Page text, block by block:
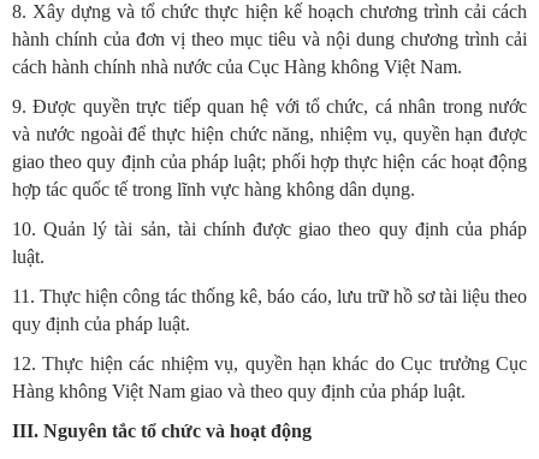
8. Xây dựng và tổ chức thực hiện kế hoạch chương trình cải cách
hành chính của đơn vị theo mục tiêu và nội dung chương trình cải
cách hành chính nhà nước của Cục Hàng không Việt Nam.
9. Được quyền trực tiếp quan hệ với tổ chức, cá nhân trong nước
và nước ngoài để thực hiện chức năng, nhiệm vụ, quyền hạn được
giao theo quy định của pháp luật; phối hợp thực hiện các hoạt động
hợp tác quốc tế trong lĩnh vực hàng không dân dụng.
10. Quản lý tài sản, tài chính được giao theo quy định của pháp
luật.
11. Thực hiện công tác thống kê, báo cáo, lưu trữ hồ sơ tài liệu theo
quy định của pháp luật.
12. Thực hiện các nhiệm vụ, quyền hạn khác do Cục trưởng Cục
Hàng không Việt Nam giao và theo quy định của pháp luật.
III. Nguyên tắc tổ chức và hoạt động